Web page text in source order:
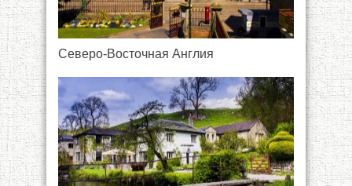
Северо-Восточная Англия